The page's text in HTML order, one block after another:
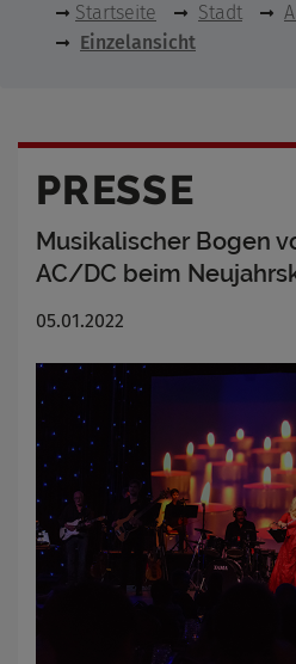
Startseite Stadt
Einzelansicht
PRESSE
Musikalischer Bogen
AC/DC beim
05.01.2022